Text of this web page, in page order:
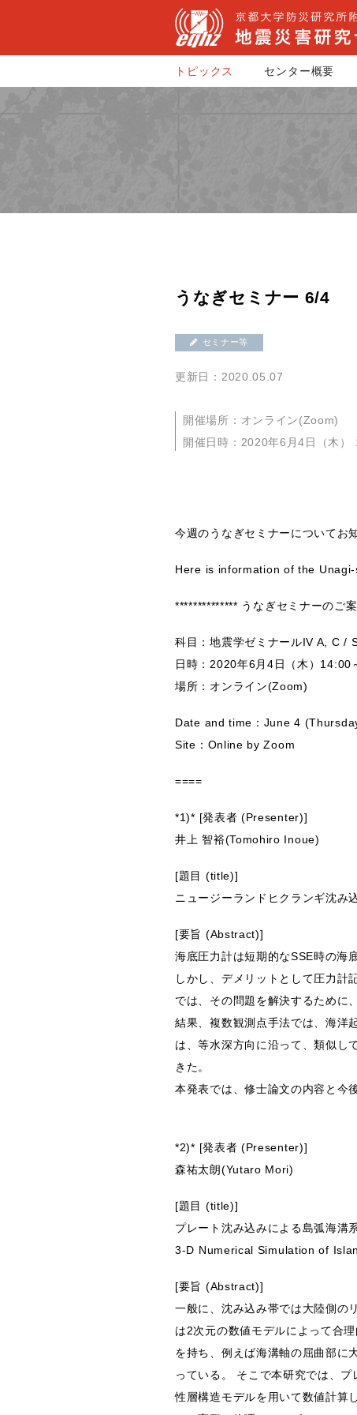
トピックス センター概要
うなぎセミナー 6/4
セミナー等
更新日：2020.05.07
開催場所：オンライン(Zoom)
開催日時：2020年6月4日（木）
今週のうなぎセミナーについてお
Here is information of the Unagi-
************** うなぎセミナーのご
科目：地震学ゼミナールIV A, C /
日時：2020年6月4日（木）14:00
場所：オンライン(Zoom)
Date and time：June 4
Site：Online by Zoom
====
*1)* [発表者 (Presenter)]
井上 智裕(Tomohiro Inoue)
[題目 (title)]
ニュージーランドヒクランギ沈み
[要旨 (Abstract)]
海底圧力計は短期的なSSE時の海
しかし、デメリットとして圧力
では、その問題を解決するために
結果、複数観測点手法では、海洋
は、等水深方向に沿って、類似し
きた。
本発表では、修士論文の内容と今
*2)* [発表者 (Presenter)]
森祐太朗(Yutaro Mori)
[題目 (title)]
プレート沈み込みによる島弧海溝
3-D Numerical Simulation of
[要旨 (Abstract)]
一般に、沈み込み帯では大陸側の
は2次元の数値モデルによって合
を持ち、例えば海溝軸の屈曲部に
っている。 そこで本研究では、
性層構造モデルを用いて数値計算